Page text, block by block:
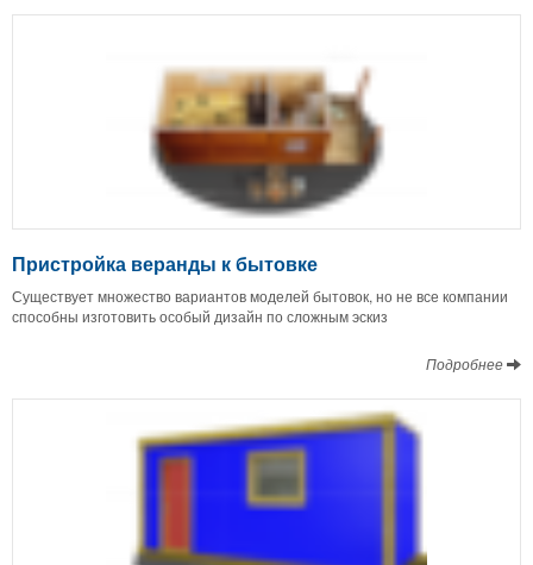
Пристройка веранды к бытовке
Существует множество вариантов моделей бытовок, но не все компании
способны изготовить особый дизайн по сложным эскиз
Подробнее